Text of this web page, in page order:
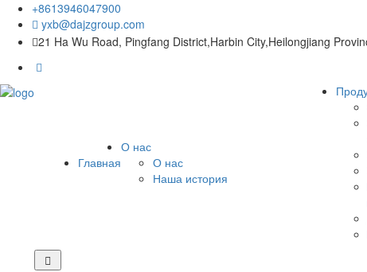
+8613946047900
yxb@dajzgroup.com
21 Ha Wu Road, Pingfang District,Harbin City,Heilongjiang
Главная
О нас
О нас
Наша история